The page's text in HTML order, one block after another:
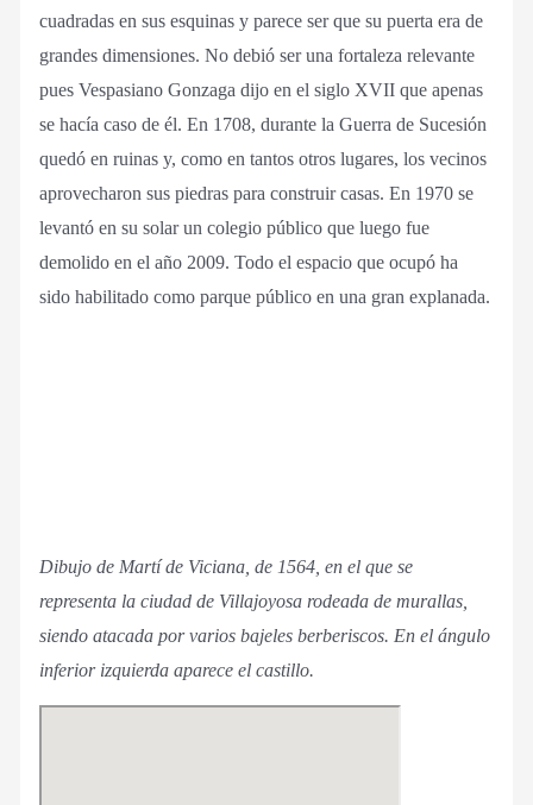
cuadradas en sus esquinas y parece ser que su puerta era de
grandes dimensiones. No debió ser una fortaleza relevante
pues Vespasiano Gonzaga dijo en el siglo XVII que apenas
se hacía caso de él. En 1708, durante la Guerra de Sucesión
quedó en ruinas y, como en tantos otros lugares, los vecinos
aprovecharon sus piedras para construir casas. En 1970 se
levantó en su solar un colegio público que luego fue
demolido en el año 2009. Todo el espacio que ocupó ha
sido habilitado como parque público en una gran explanada.
Dibujo de Martí de Viciana, de 1564, en el que se
representa la ciudad de Villajoyosa rodeada de murallas,
siendo atacada por varios bajeles berberiscos. En el ángulo
inferior izquierda aparece el castillo.